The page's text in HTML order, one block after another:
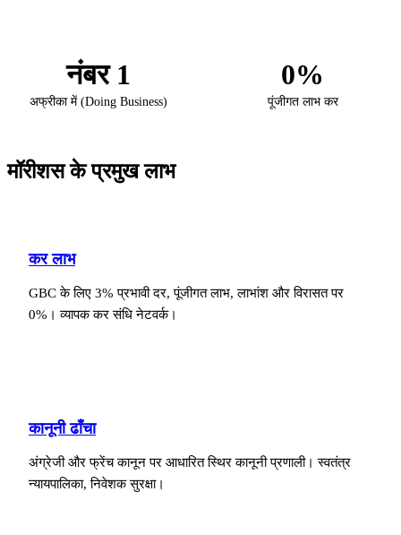
नंबर 1
अफ्रीका में (Doing Business)
0%
पूंजीगत लाभ कर
मॉरीशस के प्रमुख लाभ
कर लाभ
GBC के लिए 3% प्रभावी दर, पूंजीगत लाभ, लाभांश और विरासत पर
0%। व्यापक कर संधि नेटवर्क।
कानूनी ढाँचा
अंग्रेजी और फ्रेंच कानून पर आधारित स्थिर कानूनी प्रणाली। स्वतंत्र
न्यायपालिका, निवेशक सुरक्षा।